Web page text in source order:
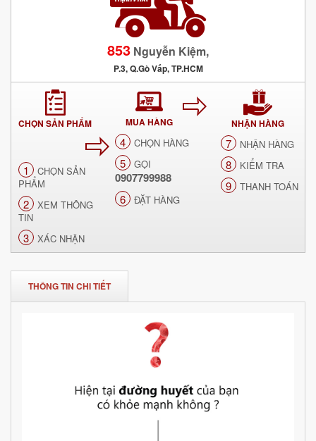
853 Nguyễn Kiệm,
P.3, Q.Gò Vấp, TP.HCM
CHỌN SẢN PHẨM
1
CHỌN SẢN
PHẨM
2
XEM THÔNG
TIN
3 XÁC NHẬN
MUA HÀNG
4 CHỌN HÀNG
5 GỌI
0907799988
6 ĐẶT HÀNG
NHẬN HÀNG
7 NHẬN HÀNG
8 KIỂM TRA
9 THANH TOÁN
THÔNG TIN CHI TIẾT